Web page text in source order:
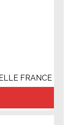
FRANCE